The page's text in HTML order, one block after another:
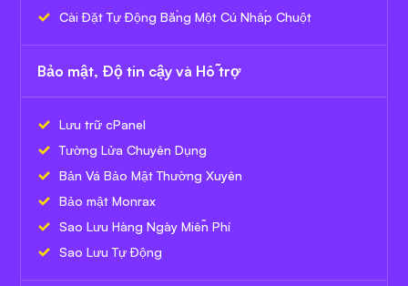
Cài Đặt Tự Động Bằng Một Cú Nhấp Chuột
Bảo mật, Độ tin cậy và Hỗ trợ
Lưu trữ cPanel
Tường Lửa Chuyên Dụng
Bản Vá Bảo Mật Thường Xuyên
Bảo mật Monrax
Sao Lưu Hàng Ngày Miễn Phí
Sao Lưu Tự Động